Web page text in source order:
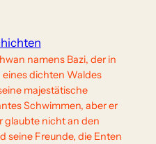
namens Bazi, der in
dichten Waldes
majestätische
Schwimmen, aber er
glaubte nicht an den
seine Freunde, die Enten